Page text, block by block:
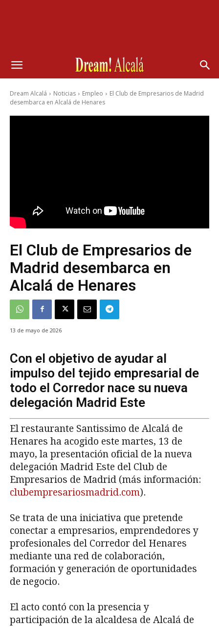
Dream Alcalá Noticias Empleo
El Club de Empresarios de Madrid
desembarca en Alcalá de Henares
El Club de Empresarios de
Madrid desembarca en
Alcalá de Henares
13 de mayo de 2026
Con el objetivo de ayudar al
impulso del tejido empresarial de
todo el Corredor nace su nueva
delegación Madrid Este
El restaurante Santissimo de Alcalá de
Henares ha acogido este martes, 13 de
mayo, la presentación oficial de la nueva
delegación Madrid Este del Club de
Empresarios de Madrid (más información:
clubempresariosmadrid.com).
Se trata de una iniciativa que pretende
conectar a empresarios, emprendedores y
profesionales del Corredor del Henares
mediante una red de colaboración,
formación y generación de oportunidades
de negocio.
El acto contó con la presencia y
participación de la alcaldesa de Alcalá de